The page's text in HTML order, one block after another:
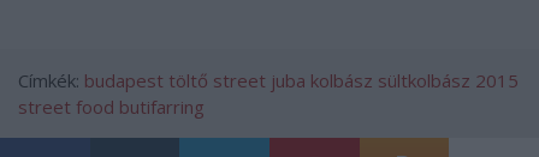
Címkék: budapest töltő street juba kolbász sültkolbász 2015
street food butifarring